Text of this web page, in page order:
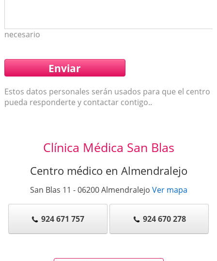
necesario
Estos datos personales serán usados para que el centro
pueda responderte y contactar contigo..
Clínica Médica San Blas
Centro médico en Almendralejo
San Blas 11 -06200 Almendralejo Ver mapa
924 671 757 924 670 278